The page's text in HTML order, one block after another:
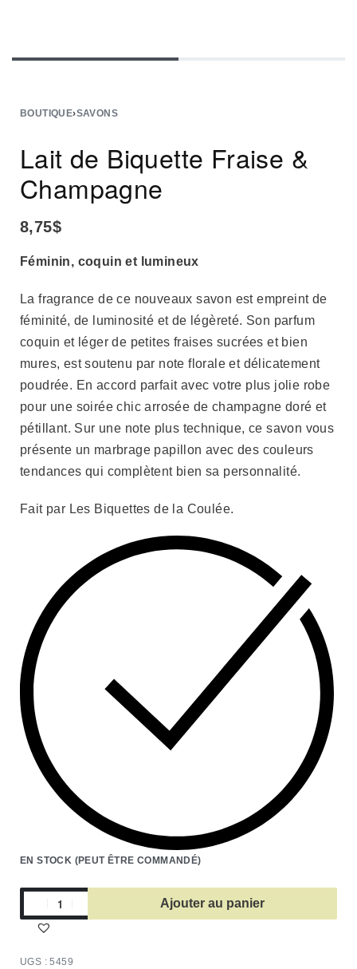
BOUTIQUE›SAVONS
Lait de Biquette Fraise &
Champagne
8,75$
Féminin, coquin et lumineux
La fragrance de ce nouveaux savon est empreint de
féminité, de luminosité et de légèreté. Son parfum
coquin et léger de petites fraises sucrées et bien
mures, est soutenu par note florale et délicatement
poudrée. En accord parfait avec votre plus jolie robe
pour une soirée chic arrosée de champagne doré et
pétillant. Sur une note plus technique, ce savon vous
présente un marbrage papillon avec des couleurs
tendances qui complètent bien sa personnalité.
Fait par Les Biquettes de la Coulée.
EN STOCK (PEUT ÊTRE COMMANDÉ)
Ajouter au panier
5459